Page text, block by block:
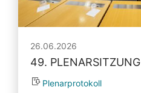
26.06.2026
49. PLENARSITZUNG
Plenarprotokoll